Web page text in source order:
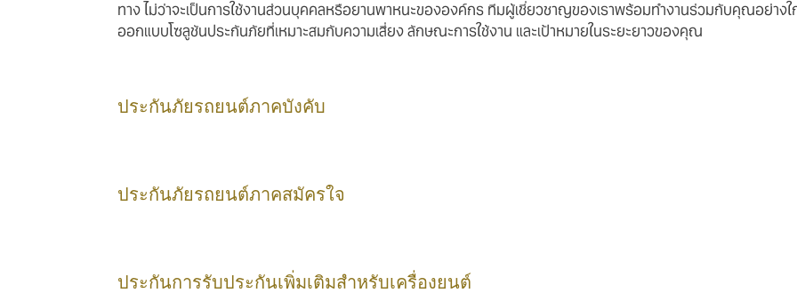
ทาง ไม่ว่าจะเป็นการใช้งานส่วนบุคคลหรือยานพาหนะขององค์กร ทีมผู้เชี่ยวชาญของเราพร้อมทำงานร่วมกับคุณอย่างใ
ออกแบบโซลูชันประกันภัยที่เหมาะสมกับความเสี่ยง ลักษณะการใช้งาน และเป้าหมายในระยะยาวของคุณ
ประกันภัยรถยนต์ภาคบังคับ
ประกันภัยรถยนต์ภาคสมัครใจ
ประกันการรับประกันเพิ่มเติมสำหรับเครื่องยนต์